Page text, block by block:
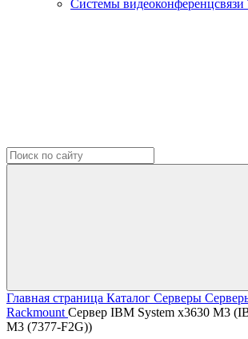
Системы видеоконференцсвязи
Главная страница Каталог Серверы
Rackmount Сервер IBM System x3630 M3
M3 (7377-F2G))